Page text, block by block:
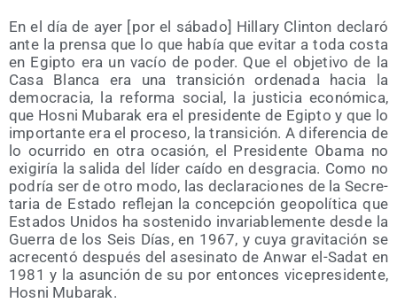
En el día de ayer [por el sába­do] Hillary Clin­ton decla­ró
ante la pren­sa que lo que había que evi­tar a toda cos­ta
en Egip­to era un vacío de poder. Que el obje­ti­vo de la
Casa Blan­ca era una tran­si­ción orde­na­da hacia la
demo­cra­cia, la refor­ma social, la jus­ti­cia eco­nó­mi­ca,
que Hos­ni Muba­rak era el pre­si­den­te de Egip­to y que lo
impor­tan­te era el pro­ce­so, la tran­si­ción. A dife­ren­cia de
lo ocu­rri­do en otra oca­sión, el Pre­si­den­te Oba­ma no
exi­gi­ría la sali­da del líder caí­do en des­gra­cia. Como no
podría ser de otro modo, las decla­ra­cio­nes de la Secre­
ta­ria de Esta­do refle­jan la con­cep­ción geo­po­lí­ti­ca que
Esta­dos Uni­dos ha sos­te­ni­do inva­ria­ble­men­te des­de la
Gue­rra de los Seis Días, en 1967, y cuya gra­vi­ta­ción se
acre­cen­tó des­pués del ase­si­na­to de Anwar el-Sadat en
1981 y la asun­ción de su por enton­ces vice­pre­si­den­te,
Hos­ni Mubarak.